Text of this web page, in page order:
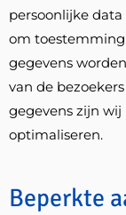
persoonlijke
om toestemming
gegevens
van de
gegevens zijn
optimaliseren.
Beperkte